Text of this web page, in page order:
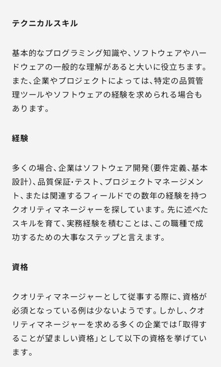
テクニカルスキル
基本的なプログラミング知識や、ソフトウェアやハー
ドウェアの一般的な理解があると大いに役立ちます。
また、企業やプロジェクトによっては、特定の品質管
理ツールやソフトウェアの経験を求められる場合も
あります。
経験
多くの場合、企業はソフトウェア開発（要件定義、基本
設計）、品質保証・テスト、プロジェクトマネージメン
ト、または関連するフィールドでの数年の経験を持つ
クオリティマネージャーを探しています。先に述べた
スキルを育て、実務経験を積むことは、この職種で成
功するための大事なステップと言えます。
資格
クオリティマネージャーとして従事する際に、資格が
必須となっている例は少ないようです。しかし、クオ
リティマネージャーを求める多くの企業では「取得す
ることが望ましい資格」として以下の資格を挙げてい
ます。